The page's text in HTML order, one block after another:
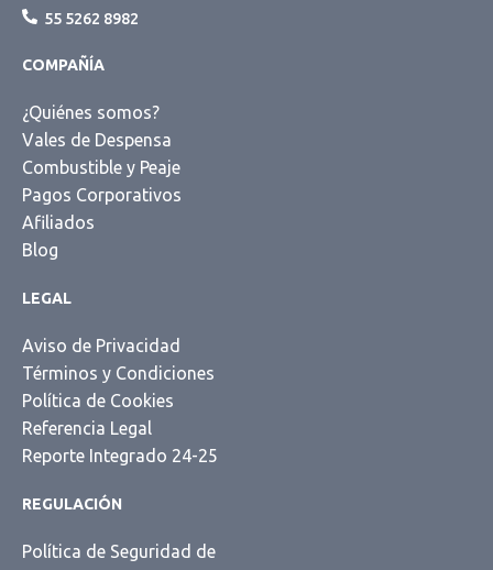
55 5262 8982
COMPAÑÍA
¿Quiénes somos?
Vales de Despensa
Combustible y Peaje
Pagos Corporativos
Afiliados
Blog
LEGAL
Aviso de Privacidad
Términos y Condiciones
Política de Cookies
Referencia Legal
Reporte Integrado 24-25
REGULACIÓN
Política de Seguridad de